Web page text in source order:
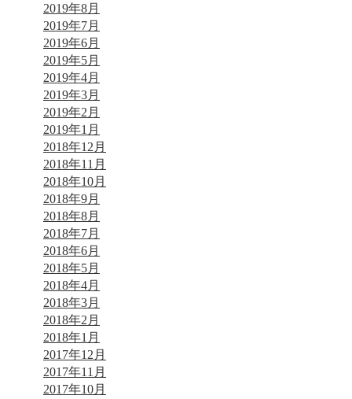
2019年8月
2019年7月
2019年6月
2019年5月
2019年4月
2019年3月
2019年2月
2019年1月
2018年12月
2018年11月
2018年10月
2018年9月
2018年8月
2018年7月
2018年6月
2018年5月
2018年4月
2018年3月
2018年2月
2018年1月
2017年12月
2017年11月
2017年10月